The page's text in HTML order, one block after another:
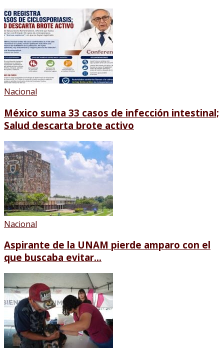
Nacional
México suma 33 casos de infección intestinal;
Salud descarta brote activo
Nacional
Aspirante de la UNAM pierde amparo con el
que buscaba evitar...